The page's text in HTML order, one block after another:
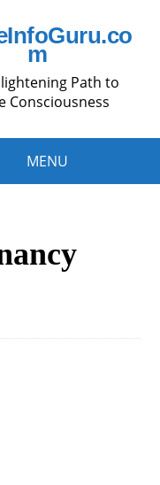
m
Path to
Consciousness
MENU